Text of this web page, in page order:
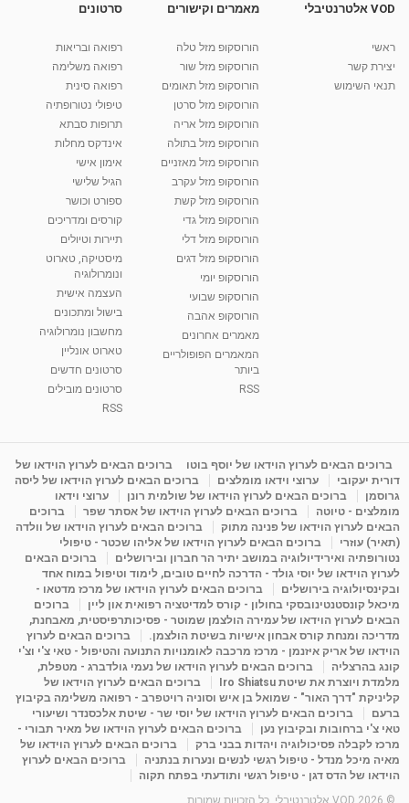
מאת
10:17
קרין גורן - העוגה המתגלצ’ת ללא קמח
38.5k צפיות
01:37
יוסי שר - מתמחה בשיטת אלכסנדר וטאי צ'י
2,738 צפיות
01:46
רנה רז-גילו -טיפול אנרגטי ויעוץ רוחני - נומרולוגית
2,314 צפיות
05:37
סודות בתאריך הלידה, משמעות חודש הלידה -
ינואר זינה ליבשיץ נומרולוגית
ליסה גרוסמן - המרכז לאימון התנהגותי - קשב
09:12
מדיטציה בדמיון מודרך - היכרות עם האני הפנימי
מאת admin 11 שנים 3,649 צפיות
פנינה מתוק - מרכז "נתיב הלב" בהרצליה-
מדיטציה-התחדשות
Shahar-vod
VOD אלטרנטיבלי
ראשי
יצירת קשר
תנאי השימוש
מאמרים וקישורים
הורוסקופ מזל טלה
הורוסקופ מזל שור
הורוסקופ מזל תאומים
הורוסקופ מזל סרטן
הורוסקופ מזל אריה
הורוסקופ מזל בתולה
הורוסקופ מזל מאזניים
הורוסקופ מזל עקרב
הורוסקופ מזל קשת
הורוסקופ מזל גדי
הורוסקופ מזל דלי
הורוסקופ מזל דגים
הורוסקופ יומי
הורוסקופ שבועי
הורוסקופ אהבה
מאמרים אחרונים
המאמרים הפופולריים
ביותר
RSS
סרטונים
רפואה ובריאות
רפואה משלימה
רפואה סינית
טיפולי נטורופתיה
תרופות סבתא
אינדקס מחלות
אימון אישי
הגיל שלישי
ספורט וכושר
קורסים ומדריכים
תיירות וטיולים
מיסטיקה, טארוט
ונומרולוגיה
העצמה אישית
בישול ומתכונים
מחשבון נומרולוגיה
טארוט אונליין
סרטונים חדשים
סרטונים מובילים
RSS
ברוכים הבאים לערוץ הוידאו של יוסף בוטו
ברוכים הבאים לערוץ הוידאו של
דורית יעקובי
ערוצי וידאו מומלצים
ברוכים הבאים לערוץ הוידאו של ליסה
גרוסמן
ברוכים הבאים לערוץ הוידאו של שולמית רונן
ערוצי וידאו
מומלצים - טיוטה
ברוכים הבאים לערוץ הוידאו של אסתר שפר
ברוכים
הבאים לערוץ הוידאו של פנינה מתוק
ברוכים הבאים לערוץ הוידאו של וולדה
(תאיר) עוזרי
ברוכים הבאים לערוץ הוידאו של אליהו שכטר - טיפולי
נטורופתיה ואירידיולוגיה במושב יתיר הר חברון ובירושלים
ברוכים הבאים
לערוץ הוידאו של יוסי גולד - הדרכה לחיים טובים, לימוד וטיפול במוח אחד
ובקינסיולוגיה בירושלים
ברוכים הבאים לערוץ הוידאו של מרכז מדטאו -
מיכאל קונסטנטינובסקי בחולון - קורס למדיטציה רפואית און ליין
ברוכים
הבאים לערוץ הוידאו של עמירה הולצמן שמוטר - פסיכותרפיסטית, מאבחנת,
מדריכה ומנחת קורס אבחון אישיות בשיטת הולצמן.
ברוכים הבאים לערוץ
הוידאו של אריק איזנמן - מרכז מרכבה לאומנויות התנועה והטיפול - טאי צ'י וצ'י
קונג בהרצליה
ברוכים הבאים לערוץ הוידאו של נעמי גולדברג - מטפלת,
מלמדת ויוצרת את שיטת Iro Shiatsu
ברוכים הבאים לערוץ הוידאו של
קליניקת "דרך האור" - שמואל בן איש וסוניה רויטפרב - רפואה משלימה בקיבוץ
ברעם
ברוכים הבאים לערוץ הוידאו של יוסי שר - שיטת אלכסנדר ושיעורי
טאי צ'י ברחובות ובקיבוץ נען
ברוכים הבאים לערוץ הוידאו של מאיר תבורי -
מרכז לקבלה פסיכולוגיה ויהדות בבני ברק
ברוכים הבאים לערוץ הוידאו של
מאיה מיכל מנדל - טיפול רגשי לנשים ונערות בנתניה
ברוכים הבאים לערוץ
הוידאו של הדס דגן - טיפול רגשי ותודעתי בפתח תקוה
© 2026 VOD אלטרנטיבלי. כל הזכויות שמורות.